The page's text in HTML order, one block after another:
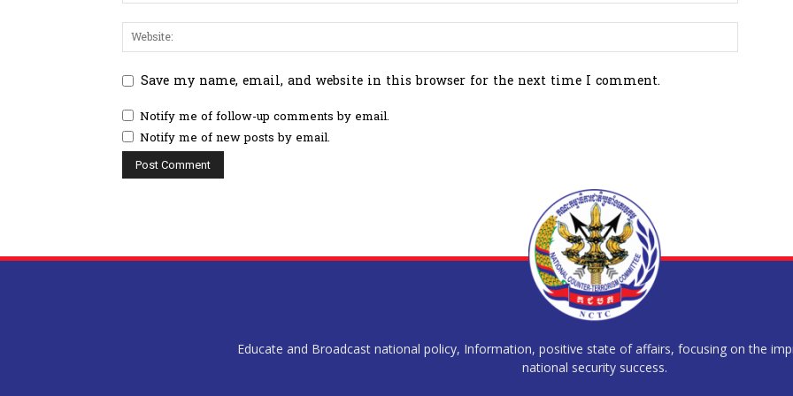
Save my name, email, and website in this browser for the next time I comment.
Notify me of follow-up comments by email.
Notify me of new posts by email.
Educate and Broadcast national policy, Information, positive state of affairs, focusing on the
national security success.